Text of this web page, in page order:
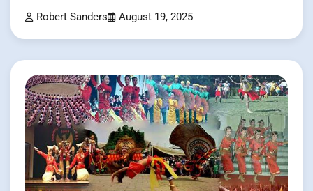
Robert Sanders August 19, 2025